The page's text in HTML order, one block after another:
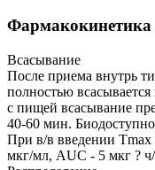
Фармакокинетика
Всасывание
После приема внутрь
полностью
с пищей всасывание
40-60 мин.
При в/в введении Tmax
мкг/мл, AUC - 5 мкг ?